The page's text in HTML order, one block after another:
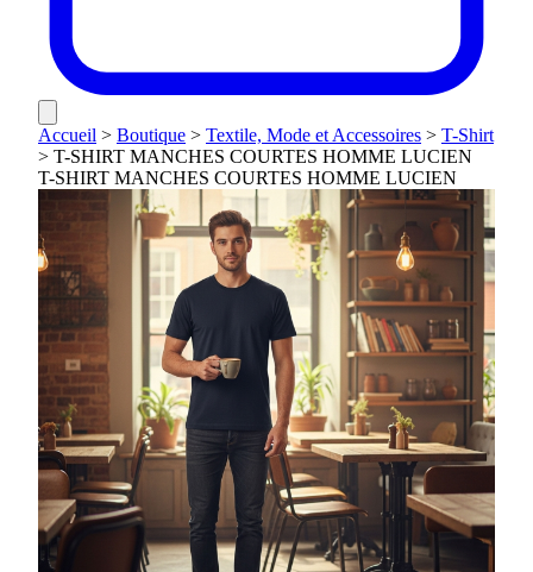
Accueil > Boutique > Textile, Mode et Accessoires > T-Shirt
> T-SHIRT MANCHES COURTES HOMME LUCIEN
T-SHIRT MANCHES COURTES HOMME LUCIEN